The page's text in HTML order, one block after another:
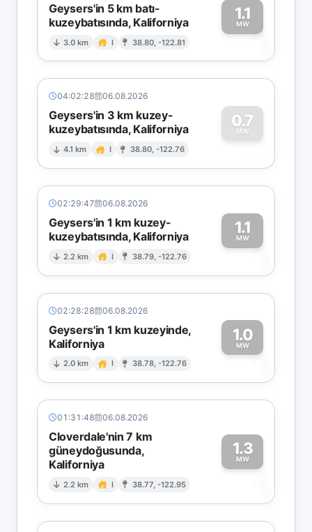
Geysers'in 5 km batı-
kuzeybatısında, Kaliforniya
3.0 km I 38.80, -122.81
1.1
MW1
04:02:28 06.08.2026
Geysers'in 3 km kuzey-
kuzeybatısında, Kaliforniya
4.1 km I 38.80, -122.76
0.7
MW
0
02:29:47 06.08.2026
Geysers'in 1 km kuzey-
kuzeybatısında, Kaliforniya
2.2 km I 38.79, -122.76
1.1
MW1
02:28:28 06.08.2026
Geysers'in 1 km kuzeyinde,
Kaliforniya
2.0 km I 38.78, -122.76
1.0
MW1
01:31:48 06.08.2026
Cloverdale'nin 7 km
güneydoğusunda,
Kaliforniya
2.2 km I 38.77, -122.95
1.3
MW
1